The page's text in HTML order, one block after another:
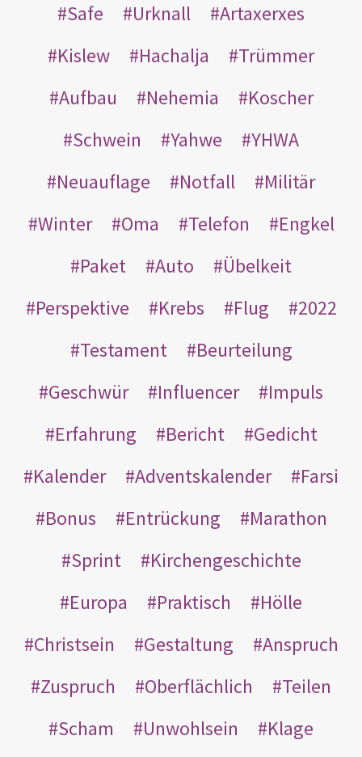
Safe
Urknall
Artaxerxes
Kislew
Hachalja
Trümmer
Aufbau
Nehemia
Koscher
Schwein
Yahwe
YHWA
Neuauflage
Notfall
Militär
Winter
Oma Telefon
Engkel
Paket
Auto
Übelkeit
Perspektive
Krebs Flug
2022
Testament
Beurteilung
Geschwür
Influencer
Impuls
Erfahrung
Bericht
Gedicht
Kalender
Adventskalender
Farsi
Bonus
Entrückung
Marathon
Sprint
Kirchengeschichte
Europa
Praktisch
Hölle
Christsein
Gestaltung
Anspruch
Zuspruch
Oberflächlich
Teilen
Scham
Unwohlsein
Klage